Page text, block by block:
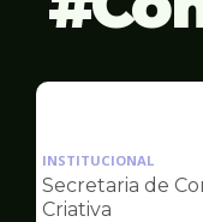
INSTITUCIONAL
Secretaria de
Criativa